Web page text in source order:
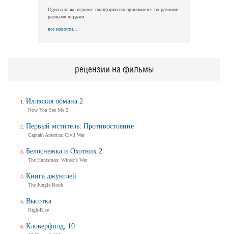
Одна и та же игровая платформа воспринимается по-разному
разными людьми.
все новости...
рецензии на фильмы
Иллюзия обмана 2
Now You See Me 2
Первый мститель: Противостояние
Captain America: Civil War
Белоснежка и Охотник 2
The Huntsman: Winter's War
Книга джунглей
The Jungle Book
Высотка
High-Rise
Кловерфилд, 10